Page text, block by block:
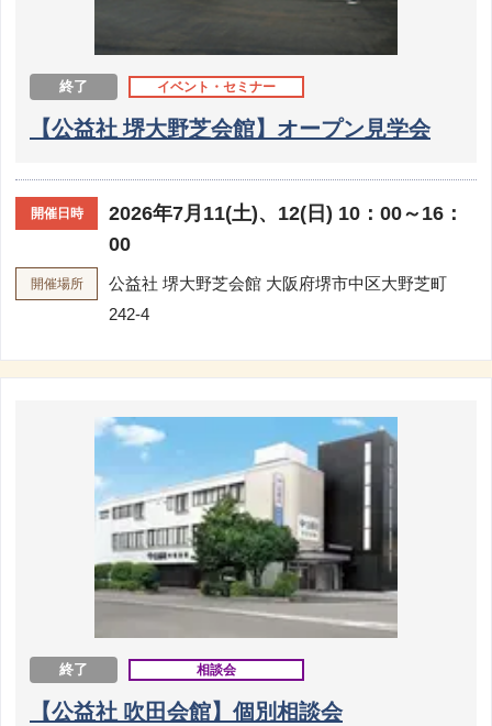
終了 イベント・セミナー
【公益社 堺大野芝会館】オープン見学会
開催日時
2026年7月11(土)、12(日) 10：00～16：
00
開催場所 公益社 堺大野芝会館 大阪府堺市中区大野芝町
242-4
終了 相談会
【公益社 吹田会館】個別相談会